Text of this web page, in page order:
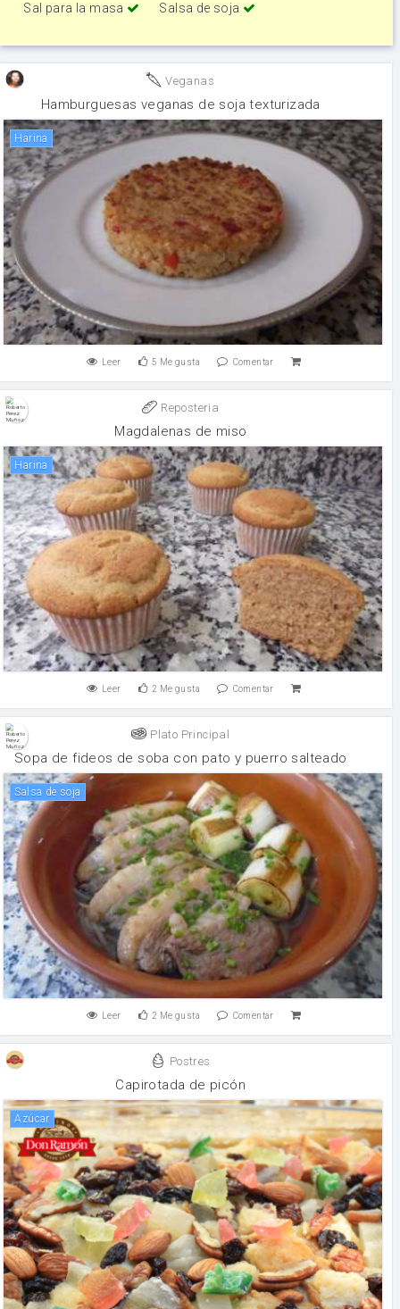
Sal para la masa
Salsa de soja
Veganas
Hamburguesas veganas de soja texturizada
harina
Leer 5 Me gusta Comentar
Reposteria
Magdalenas de miso
harina
Leer 2 Me gusta Comentar
Plato Principal
Sopa de fideos de soba con pato y puerro salteado
salsa de soja
Leer 2 Me gusta Comentar
Postres
Capirotada de picón
Azúcar